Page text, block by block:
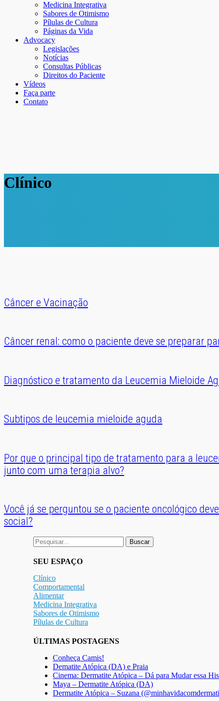
Medicina Integrativa
Sabores de Otimismo
Pílulas de Cultura
Páginas da Vida
Advocacy
Legislações
Notícias
Consultas Públicas
Direitos do Paciente
Vídeos
Faça parte
Contato
Clínico
Câncer e Vacinação
Câncer renal: como o paciente deve se preparar
Diagnóstico e tratamento da Leucemia Mieloide
Subtipos de leucemia mieloide aguda
Por que o principal tipo de tratamento para a
junto com uma terapia alvo?
Você já se perguntou se o paciente oncológico
social?
Buscar
por:
SEU ESPAÇO
Clínico
Comportamental
Alimentar
Medicina Integrativa
Sabores de Otimismo
Pílulas de Cultura
ÚLTIMAS POSTAGENS
Conheça Camis!
Dematite Atópica (DA) e Praia
Cinema: Dermatite Atópica – Dá para Mudar essa
Maya – Dermatite Atópica (DA)
Dermatite Atópica – Suzana